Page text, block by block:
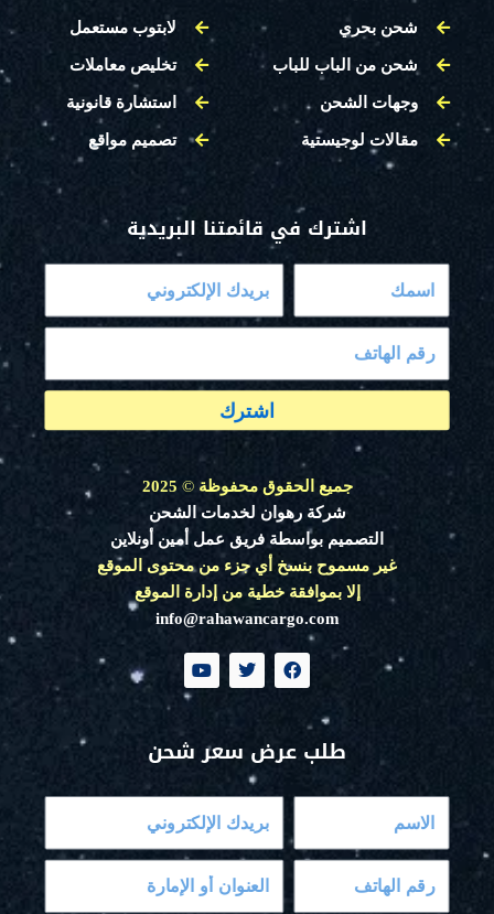
شحن بحري
شحن من الباب للباب
وجهات الشحن
مقالات لوجيستية
لابتوب مستعمل
تخليص معاملات
استشارة قانونية
تصميم مواقع
اشترك في قائمتنا البريدية
اشترك
جميع الحقوق محفوظة©
2025
شركة رهوان لخدمات الشحن
التصميم بواسطة فريق عمل أمين أونلاين
غير مسموح بنسخ أي جزء من محتوى الموقع
إلا بموافقة خطية من إدارة الموقع
info@rahawancargo.com
F
a
o
o
T
w
e
Y
o
b
e
طلب عرض سعر شحن